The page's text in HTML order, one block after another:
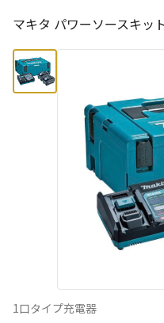
マキタ パワーソースキッ
1口タイプ充電器